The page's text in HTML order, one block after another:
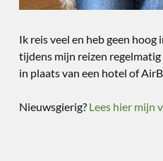
Ik reis veel en heb geen hoog
tijdens mijn reizen
in plaats van een hotel of
Nieuwsgierig? Lees hier mijn